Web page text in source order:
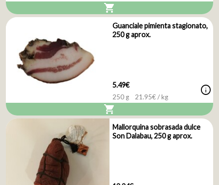
shopping_cart
Guanciale pimienta stagionato,
250 g aprox.
5.49€
250 g 21.95€ / kg info
shopping_cart
Mallorquina sobrasada dulce
Son Dalabau, 250 g aprox.